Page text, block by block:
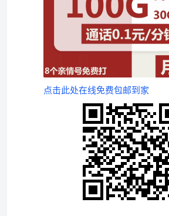
点击此处在线免费包邮到家